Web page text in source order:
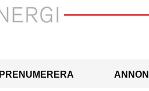
PRENUMERERA